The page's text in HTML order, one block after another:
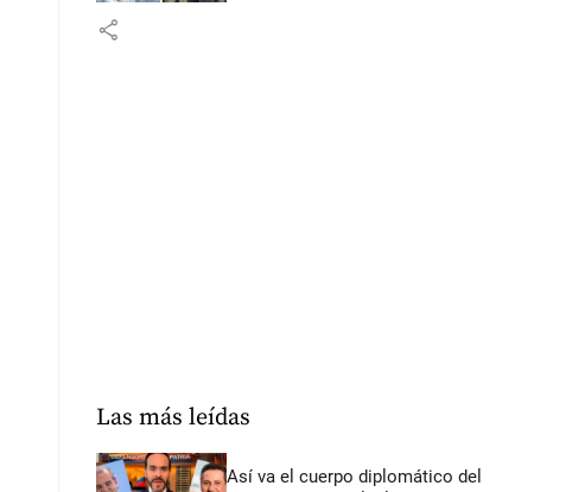
share
Las más leídas
Así va el cuerpo diplomático del